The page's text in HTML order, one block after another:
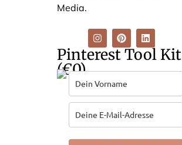
Media.
Pinterest Tool Kit
(€0)